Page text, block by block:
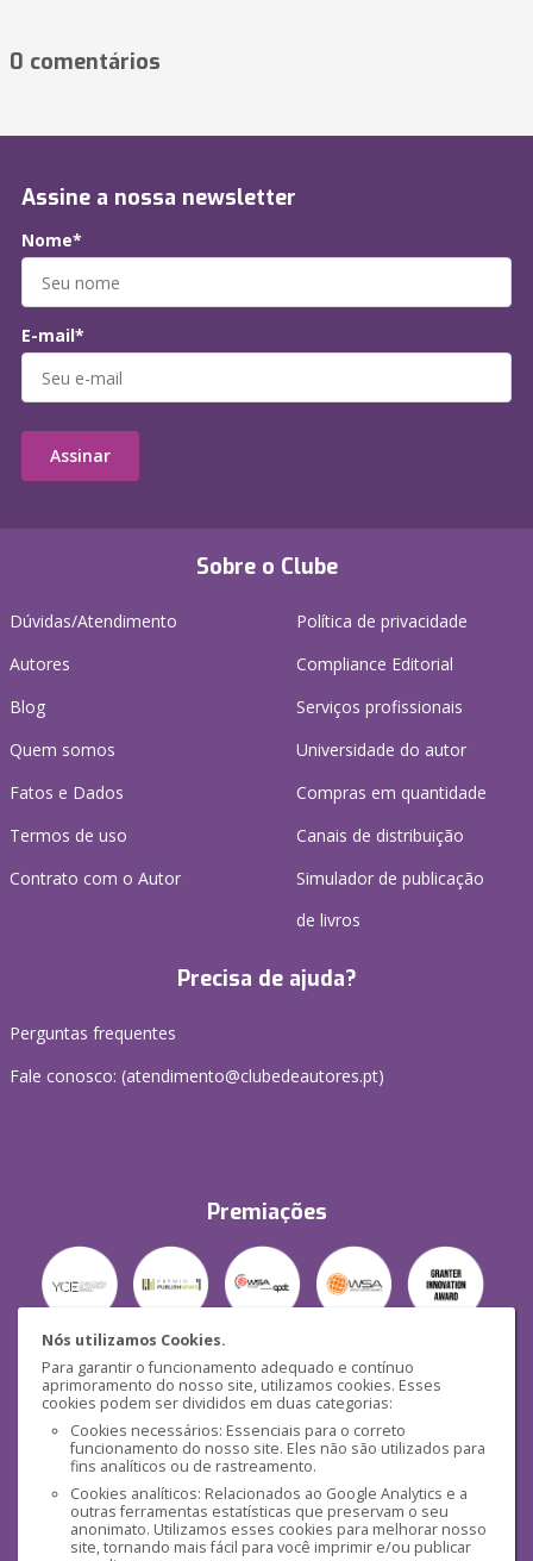
Nós utilizamos Cookies.
Para garantir o funcionamento adequado e contínuo
aprimoramento do nosso site, utilizamos cookies. Esses
cookies podem ser divididos em duas categorias:
Cookies necessários: Essenciais para o correto
funcionamento do nosso site. Eles não são utilizados para
fins analíticos ou de rastreamento.
Cookies analíticos: Relacionados ao Google Analytics e a
outras ferramentas estatísticas que preservam o seu
anonimato. Utilizamos esses cookies para melhorar nosso
site, tornando mais fácil para você imprimir e/ou publicar
0 comentários
Sobre o Clube
Dúvidas/Atendimento
Autores
Blog
Quem somos
Fatos e Dados
Termos de uso
Contrato com o Autor
Política de privacidade
Compliance Editorial
Serviços profissionais
Universidade do autor
Compras em quantidade
Canais de distribuição
Simulador de publicação
de livros
Precisa de ajuda?
Perguntas frequentes
Fale conosco: (atendimento@clubedeautores.pt)
Premiações
Segurança
Mídias Sociais
Assine a nossa newsletter
Nome*
E-mail*
Assinar